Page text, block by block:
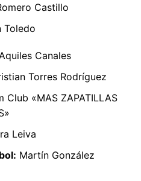
Castillo
Toledo
Aquiles Canales
Torres Rodríguez
Club «MAS ZAPATILLAS
Leiva
Martín González